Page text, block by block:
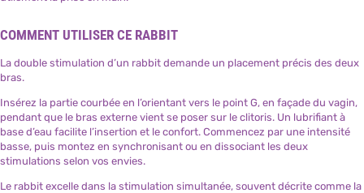
COMMENT UTILISER CE RABBIT
La double stimulation d’un rabbit demande un placement précis des deux
bras.
Insérez la partie courbée en l’orientant vers le point G, en façade du vagin,
pendant que le bras externe vient se poser sur le clitoris. Un lubrifiant à
base d’eau facilite l’insertion et le confort. Commencez par une intensité
basse, puis montez en synchronisant ou en dissociant les deux
stimulations selon vos envies.
Le rabbit excelle dans la stimulation simultanée, souvent décrite comme la